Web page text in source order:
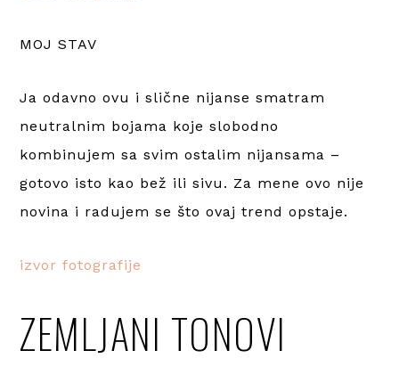
MOJ STAV
Ja odavno ovu i slične nijanse smatram
neutralnim bojama koje slobodno
kombinujem sa svim ostalim nijansama –
gotovo isto kao bež ili sivu. Za mene ovo nije
novina i radujem se što ovaj trend opstaje.
izvor fotografije
ZEMLJANI TONOVI